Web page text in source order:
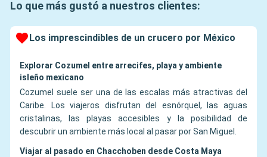
Lo que más gustó a nuestros clientes:
Los imprescindibles de un crucero por México
Explorar Cozumel entre arrecifes, playa y ambiente
isleño mexicano
Cozumel suele ser una de las escalas más atractivas del
Caribe. Los viajeros disfrutan del esnórquel, las aguas
cristalinas, las playas accesibles y la posibilidad de
descubrir un ambiente más local al pasar por San Miguel.
Viajar al pasado en Chacchoben desde Costa Maya